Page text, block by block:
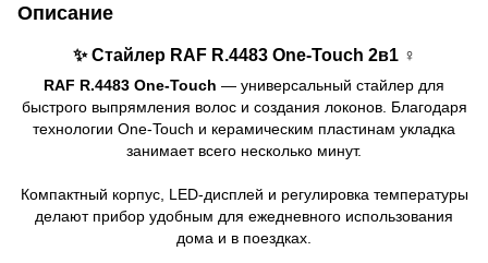
Описание
✨ Стайлер RAF R.4483 One-Touch 2в1 ♀️
RAF R.4483 One-Touch — универсальный стайлер для
быстрого выпрямления волос и создания локонов. Благодаря
технологии One-Touch и керамическим пластинам укладка
занимает всего несколько минут.
Компактный корпус, LED-дисплей и регулировка температуры
делают прибор удобным для ежедневного использования
дома и в поездках.